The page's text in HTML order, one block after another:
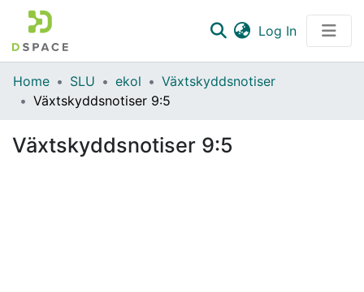
Log In(current)
Communities & Collections
All of DSpace
Statistics
Home SLU ekol
Växtskyddsnotiser
Växtskyddsnotiser 9:5
Växtskyddsnotiser 9:5